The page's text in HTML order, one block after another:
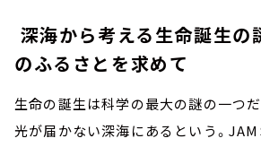
深海から考える生命誕生の
のふるさとを求めて
生命の誕生は科学の最大の謎の一つ
光が届かない深海にあるという。